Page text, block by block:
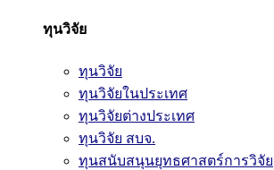
ทุนวิจัย
ทุนวิจัย
ทุนวิจัยในประเทศ
ทุนวิจัยต่างประเทศ
ทุนวิจัย สบจ.
ทุนสนับสนุนยุทธศาสตร์การวิจัย